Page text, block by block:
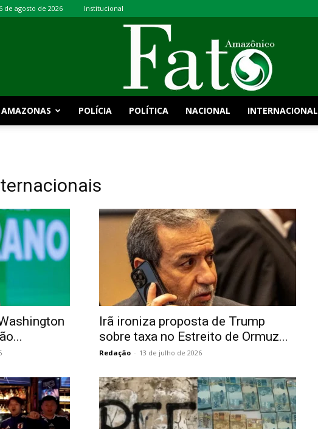
de agosto de 2026 Institucional
Amazônico
AMAZONAS POLÍCIA POLÍTICA NACIONAL INTERNACIONAL
Irã ironiza proposta de Trump
sobre taxa no Estreito de Ormuz...
Redação - 13 de julho de 2026